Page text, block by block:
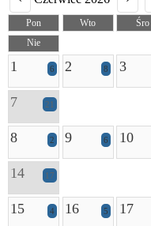
Pon Wto Śro
Nie
1 6 2 8 3
7 21
8 2 9 6 10
14 17
15 4 16 5 17